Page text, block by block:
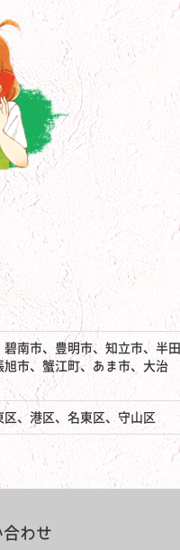
南市、豊明市、知立市、半田
市、蟹江町、あま市、大治
、港区、名東区、守山区
わせ